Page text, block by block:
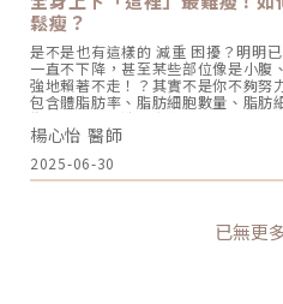
牌。不只外表，連內在都充滿自信「
膚科權威院長，時而是為了陪伴孩子
也是一種生活的態度。」對於顧客，
課程、紅酒品酒會等，這也是另一種
衷外，在空間規劃更用心，給大家一
需求也很重要。像中部地區有很多產
「只要比其他董娘年輕一點就好」，
是服務與諮詢很重要的一環。芯漾皮
怡 院長。圖/芯漾皮膚科提供「我的
再進步，但她期待自己也能優雅、美
也是她對每個求美者的期許。圖/芯
師提供）雖然淚溝一向被視為眼周老
份的人是因為先天遺傳基因，導致他
就來了解一下，引發淚溝的先天性和
的「先天性」原因主要受到天生遺傳
比較肥厚，或者臉部骨架發育不佳，
比別人更容易出現淚溝。▌淚溝凹陷
等，都會影響眼下皮膚的緊實度，再
流失，更進一步產生淚溝凹陷，看起
生活習慣，也會加快皮膚的老化速度
心-楊心怡醫師提供）▌韌帶型淚溝
通常是由於眼周深層結構中的「韌帶
鬆瘦？
是不是也有這樣的 減重 困擾？明明
一直不下降，甚至某些部位像是小腹
強地賴著不走！？其實不是你不夠努
包含體脂肪率、脂肪細胞數量、脂肪
響因人而異，造成有些人天生容易胖
是胖在特定部位上！為了幫助有局部
鬆打造理想身形，芯漾皮膚科更專設
王靖雰醫師針對每個人身體素質、生
估，並結合醫美體雕儀器，幫助你針
動，也能讓身形自然收斂，朝理想體
使用醫美體雕？這麼多台治療儀器，
楊心怡 醫師
2025-06-30
已無更